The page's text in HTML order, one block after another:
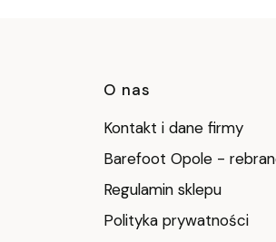
Linki w
O nas
Kontakt i dane firmy
Barefoot Opole -
Regulamin sklepu
Polityka prywatności